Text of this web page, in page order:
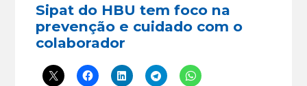
Sipat do HBU tem foco na
prevenção e cuidado com o
colaborador